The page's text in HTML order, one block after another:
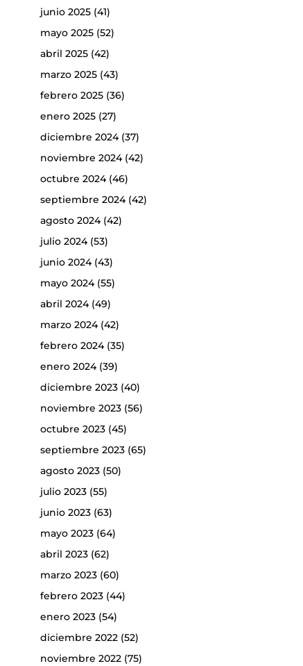
junio 2025(41)
mayo 2025(52)
abril 2025(42)
marzo 2025(43)
febrero 2025(36)
enero 2025(27)
diciembre 2024(37)
noviembre 2024(42)
octubre 2024(46)
septiembre 2024(42)
agosto 2024(42)
julio 2024(53)
junio 2024(43)
mayo 2024(55)
abril 2024(49)
marzo 2024(42)
febrero 2024(35)
enero 2024(39)
diciembre 2023(40)
noviembre 2023(56)
octubre 2023(45)
septiembre 2023(65)
agosto 2023(50)
julio 2023(55)
junio 2023(63)
mayo 2023(64)
abril 2023(62)
marzo 2023(60)
febrero 2023(44)
enero 2023(54)
diciembre 2022(52)
noviembre 2022(75)